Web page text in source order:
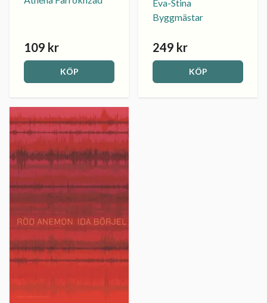
109 kr
KÖP
Eva-Stina
Byggmästar
249 kr
KÖP